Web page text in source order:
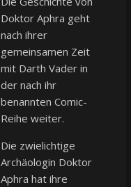
Doktor Aphra geht
nach ihrer
gemeinsamen Zeit
mit Darth Vader in
der nach ihr
benannten Comic-
Reihe weiter.
Die zwielichtige
Archäologin Doktor
Aphra hat ihre